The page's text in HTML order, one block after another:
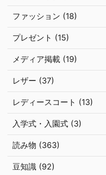
ファッション (18)
プレゼント (15)
メディア掲載 (19)
レザー (37)
レディースコート (13)
入学式・入園式 (3)
読み物 (363)
豆知識 (92)